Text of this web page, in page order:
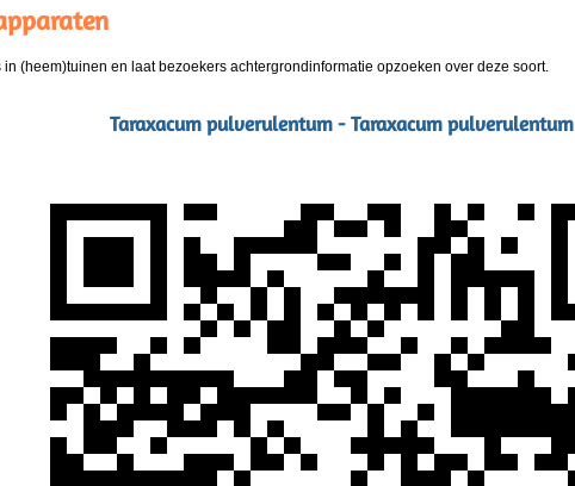
(heem)tuinen en laat bezoekers achtergrondinformatie opzoeken over deze soort.
Taraxacum pulverulentum - Taraxacum pulverulentum